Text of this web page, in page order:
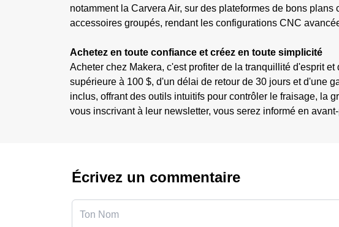
notamment la Carvera Air, sur des plateformes de bons plans
accessoires groupés, rendant les configurations CNC
Achetez en toute confiance et créez en toute simplicité
Acheter chez Makera, c'est profiter de la tranquillité d'esprit
supérieure à 100 $, d'un délai de retour de 30 jours et d'une
inclus, offrant des outils intuitifs pour contrôler le fraisage, la
vous inscrivant à leur newsletter, vous serez informé en
Écrivez un commentaire